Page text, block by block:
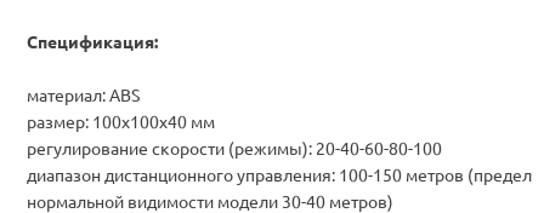
Спецификация:
материал: ABS
размер: 100х100х40 мм
регулирование скорости (режимы): 20-40-60-80-100
диапазон дистанционного управления: 100-150 метров (предел
нормальной видимости модели 30-40 метров)